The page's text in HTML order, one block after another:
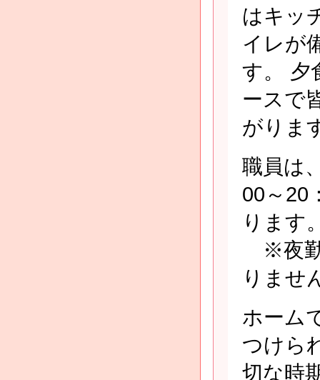
はキッ
イレが
す。 夕
ースで
がりま
職員は
00～20
ります
※夜勤
りませ
ホーム
つけら
切な時